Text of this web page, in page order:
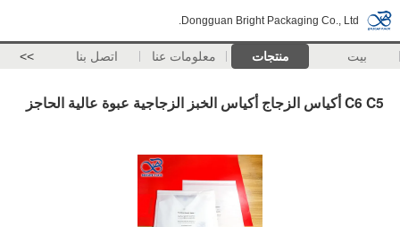
Dongguan Bright Packaging Co., Ltd.
بيت منتجات معلومات عنا اتصل بنا >>
C6 C5 أكياس الزجاج أكياس الخبز الزجاجية عبوة عالية الحاجز